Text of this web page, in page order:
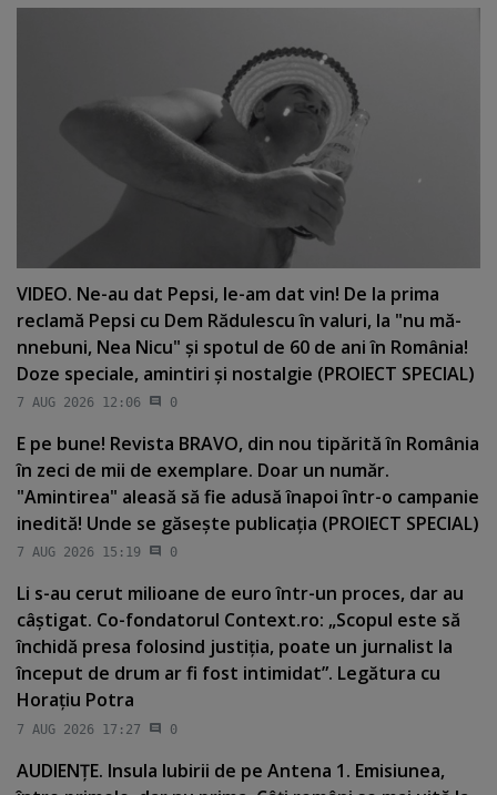
VIDEO. Ne-au dat Pepsi, le-am dat vin! De la prima
reclamă Pepsi cu Dem Rădulescu în valuri, la "nu mă-
nnebuni, Nea Nicu" şi spotul de 60 de ani în România!
Doze speciale, amintiri şi nostalgie (PROIECT SPECIAL)
7 AUG 2026 12:06 0
E pe bune! Revista BRAVO, din nou tipărită în România
în zeci de mii de exemplare. Doar un număr.
"Amintirea" aleasă să fie adusă înapoi într-o campanie
inedită! Unde se găseşte publicaţia (PROIECT SPECIAL)
7 AUG 2026 15:19 0
Li s-au cerut milioane de euro într-un proces, dar au
câştigat. Co-fondatorul Context.ro: „Scopul este să
închidă presa folosind justiţia, poate un jurnalist la
început de drum ar fi fost intimidat”. Legătura cu
Horaţiu Potra
7 AUG 2026 17:27 0
AUDIENŢE. Insula Iubirii de pe Antena 1. Emisiunea,